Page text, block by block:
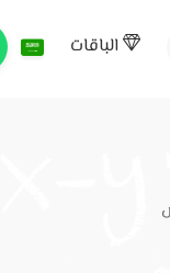
الباقات